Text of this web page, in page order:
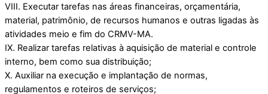
VIII. Executar tarefas nas áreas financeiras, orçamentária,
material, patrimônio, de recursos humanos e outras ligadas às
atividades meio e fim do CRMV-MA.
IX. Realizar tarefas relativas à aquisição de material e controle
interno, bem como sua distribuição;
X. Auxiliar na execução e implantação de normas,
regulamentos e roteiros de serviços;